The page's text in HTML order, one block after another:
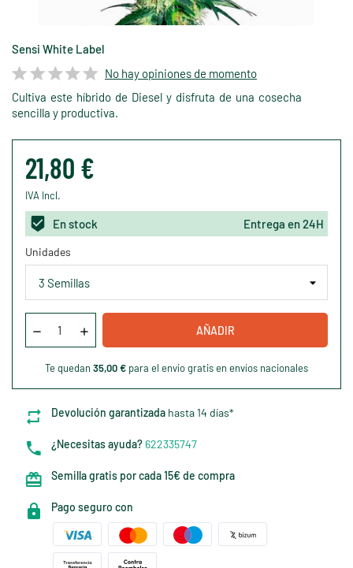
Sensi White Label
No hay opiniones de momento
Cultiva este híbrido de Diesel y disfruta de una cosecha
sencilla y productiva.
21,80 €
IVA Incl.
En stock Entrega en 24H
Unidades
AÑADIR
Te quedan 35,00 € para el envío gratis en envíos nacionales
Devolución garantizada hasta 14 días*
¿Necesitas ayuda?622335747
Semilla gratis por cada 15€ de compra
Pago seguro con